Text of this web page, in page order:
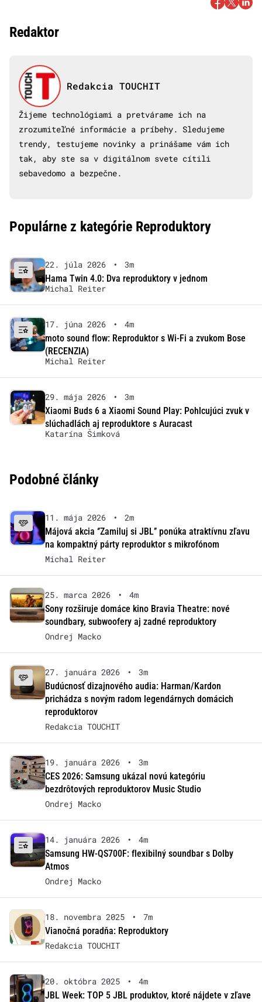
Redaktor
Redakcia TOUCHIT
Žijeme technológiami a pretvárame ich na
zrozumiteľné informácie a príbehy. Sledujeme
trendy, testujeme novinky a prinášame vám ich
tak, aby ste sa v digitálnom svete cítili
sebavedomo a bezpečne.
Populárne z kategórie Reproduktory
22. júla 2026 •
3m
Hama Twin 4.0: Dva reproduktory v jednom
Michal Reiter
17. júna 2026 •
4m
moto sound flow: Reproduktor s Wi-Fi a zvukom Bose
(RECENZIA)
Michal Reiter
29. mája 2026 •
3m
Xiaomi Buds 6 a Xiaomi Sound Play: Pohlcujúci zvuk v
slúchadlách aj reproduktore s Auracast
Katarína Šimková
Podobné články
11. mája 2026 •
2m
Májová akcia ‘’Zamiluj si JBL’’ ponúka atraktívnu zľavu
na kompaktný párty reproduktor s mikrofónom
Michal Reiter
25. marca 2026 •
4m
Sony rozširuje domáce kino Bravia Theatre: nové
soundbary, subwoofery aj zadné reproduktory
Ondrej Macko
27. januára 2026 •
3m
Budúcnosť dizajnového audia: Harman/Kardon
prichádza s novým radom legendárnych domácich
reproduktorov
Redakcia TOUCHIT
19. januára 2026 •
3m
CES 2026: Samsung ukázal novú kategóriu
bezdrôtových reproduktorov Music Studio
Ondrej Macko
14. januára 2026 •
4m
Samsung HW-QS700F: flexibilný soundbar s Dolby
Atmos
Ondrej Macko
18. novembra 2025 •
7m
Vianočná poradňa: Reproduktory
Redakcia TOUCHIT
20. októbra 2025 •
4m
JBL Week: TOP 5 JBL produktov, ktoré nájdete v zľave